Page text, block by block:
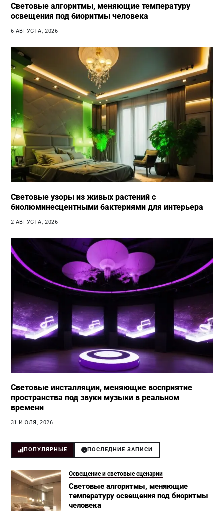
Световые алгоритмы, меняющие температуру
освещения под биоритмы человека
6 АВГУСТА, 2026
Световые узоры из живых растений с
биолюминесцентными бактериями для интерьера
2 АВГУСТА, 2026
Световые инсталляции, меняющие восприятие
пространства под звуки музыки в реальном
времени
31 ИЮЛЯ, 2026
ПОПУЛЯРНЫЕ ПОСЛЕДНИЕ ЗАПИСИ
Освещение и световые сценарии
Световые алгоритмы, меняющие
температуру освещения под биоритмы
человека